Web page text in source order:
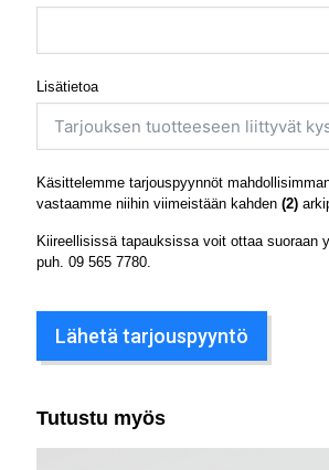
Lisätietoa
Käsittelemme tarjouspyynnöt
vastaamme niihin viimeistään kahden (2)
Kiireellisissä tapauksissa voit ottaa suoraan
puh. 09 565 7780
Lähetä tarjouspyyntö
Tutustu myös